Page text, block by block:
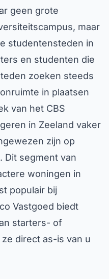
geen grote
maar
studentensteden in
en studenten die
zoeken steeds
in plaatsen
van het CBS
in Zeeland vaker
zijn op
Dit segment van
woningen in
populair bij
Vastgoed biedt
starters- of
direct as-is van u